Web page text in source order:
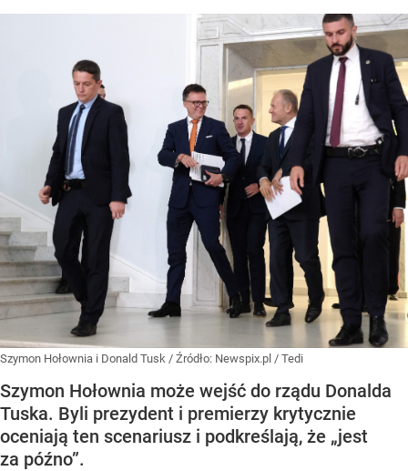
Szymon Hołownia i Donald Tusk / Źródło: Newspix.pl / Tedi
Szymon Hołownia może wejść do rządu Donalda
Tuska. Byli prezydent i premierzy krytycznie
oceniają ten scenariusz i podkreślają, że „jest
za późno”.